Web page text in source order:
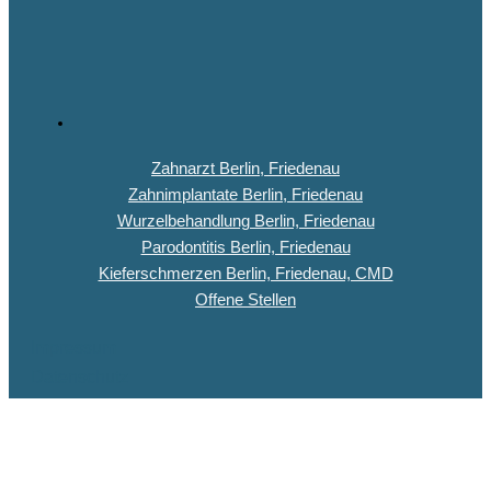
Zahnarzt Berlin, Friedenau
Zahnimplantate Berlin, Friedenau
Wurzelbehandlung Berlin, Friedenau
Parodontitis Berlin, Friedenau
Kieferschmerzen Berlin, Friedenau, CMD
Offene Stellen